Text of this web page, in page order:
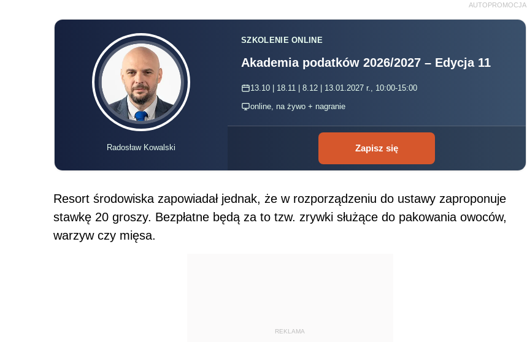
AUTOPROMOCJA
Radosław Kowalski
SZKOLENIE ONLINE
Akademia podatków 2026/2027 – Edycja 11
13.10 | 18.11 | 8.12 | 13.01.2027 r., 10:00-15:00
online, na żywo + nagranie
Zapisz się
Resort środowiska zapowiadał jednak, że w rozporządzeniu do ustawy zaproponuje
stawkę 20 groszy. Bezpłatne będą za to tzw. zrywki służące do pakowania owoców,
warzyw czy mięsa.
REKLAMA